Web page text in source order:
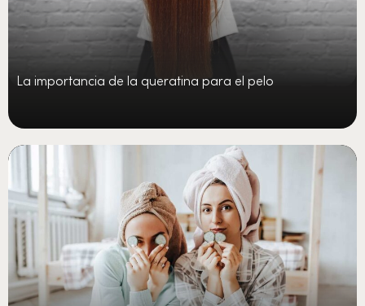
La importancia de la queratina para el pelo